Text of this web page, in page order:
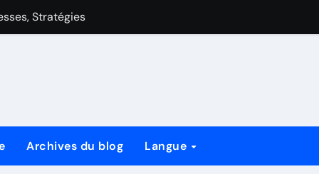
Stratégies
de Style de Jeu, Cartes Clés et Stratégies
Stratégies
Archives du blog Langue